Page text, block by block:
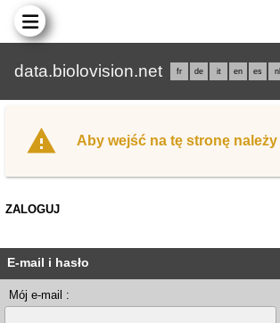
data.biolovision.net fr de it en es nl
Aby wejść na tę stronę
ZALOGUJ
E-mail i hasło
Mój e-mail :